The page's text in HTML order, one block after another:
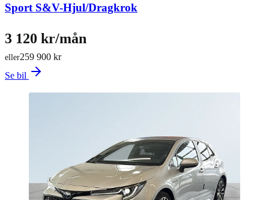
Sport S&V-Hjul/Dragkrok
259 900 kr
eller
3 120 kr/mån
Se bil